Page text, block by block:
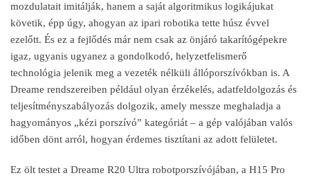
mozdulatait imitálják, hanem a saját algoritmikus logikájukat
követik, épp úgy, ahogyan az ipari robotika tette húsz évvel
ezelőtt. És ez a fejlődés már nem csak az önjáró takarítógépekre
igaz, ugyanis ugyanez a gondolkodó, helyzetfelismerő
technológia jelenik meg a vezeték nélküli állóporszívókban is. A
Dreame rendszereiben például olyan érzékelés, adatfeldolgozás és
teljesítményszabályozás dolgozik, amely messze meghaladja a
hagyományos „kézi porszívó” kategóriát – a gép valójában valós
időben dönt arról, hogyan érdemes tisztítani az adott felületet.
Ez ölt testet a Dreame R20 Ultra robotporszívójában, a H15 Pro